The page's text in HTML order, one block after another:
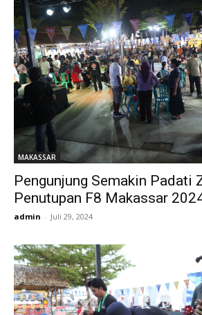
MAKASSAR
Pengunjung Semakin Padati
Penutupan F8 Makassar
admin - Juli 29, 2024